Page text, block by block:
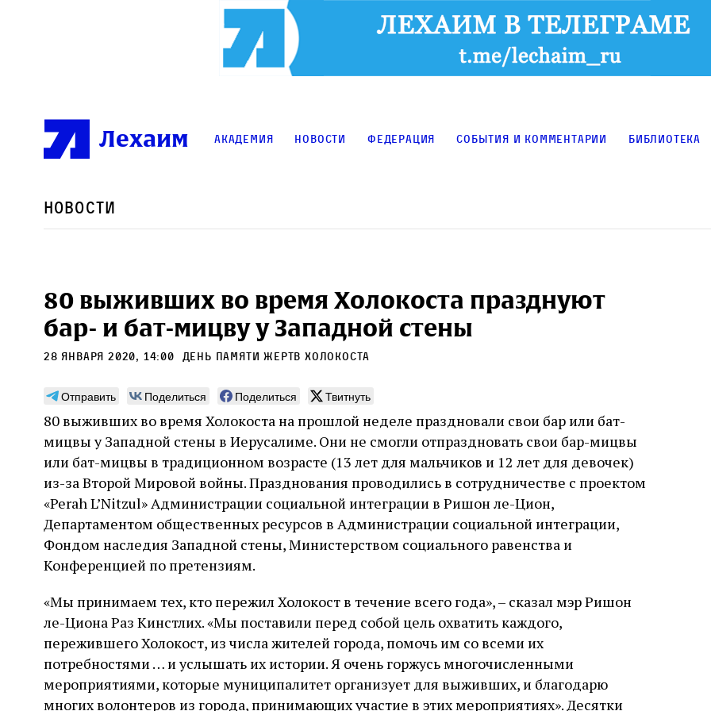
Лехаим Академия Новости Федерация События и комментарии Библиотека
Новости
80 выживших во время Холокоста празднуют
бар- и бат-мицву у Западной стены
28 января 2020, 14:00 день памяти жертв холокоста
Отправить Поделиться Поделиться Твитнуть
80 выживших во время Холокоста на прошлой неделе праздновали свои бар или бат-
мицвы у Западной стены в Иерусалиме. Они не смогли отпраздновать свои бар-мицвы
или бат-мицвы в традиционном возрасте (13 лет для мальчиков и 12 лет для девочек)
из-за Второй Мировой войны. Празднования проводились в сотрудничестве с проектом
«Perah L’Nitzul» Администрации социальной интеграции в Ришон ле-Цион,
Департаментом общественных ресурсов в Администрации социальной интеграции,
Фондом наследия Западной стены, Министерством социального равенства и
Конференцией по претензиям.
«Мы принимаем тех, кто пережил Холокост в течение всего года», – сказал мэр Ришон
ле-Циона Раз Кинстлих. «Мы поставили перед собой цель охватить каждого,
пережившего Холокост, из числа жителей города, помочь им со всеми их
потребностями … и услышать их истории. Я очень горжусь многочисленными
мероприятиями, которые муниципалитет организует для выживших, и благодарю
многих волонтеров из города, принимающих участие в этих мероприятиях». Десятки
Погромы 1929 года:
неделя, изменившая
судьбу еврейского ишува
Примерно за полторы недели до начала
погромов Ребе совершал поездку по святым
местам Эрец‑Исраэль. Он посетил, в
частности, Пещеру праотцев и Западную
необычайное напряжение и сознательно
отказался приходить к Стене в Тиша бе‑Ав,
количество хасидов и жителей города и тем
самым не усиливать напряжённость
Проверено временем
Ицкович
Монтажник фирмы «Топф
и сыновья»
По мере того как росло количество
концентрационных лагерей и узников
печей Прюфера было не обойтись. Cжигая
смерти, но и скрывали от населения соседних
городов, сколько узников погибало каждый
день в этих жутких местах
Фредиано Сесси. Перевод с итальянского
Ксении Тименчик
Еврейская звезда
Буэнос‑Айреса
еврейская община
полковника устанавливает на
иврите. Это был акт
лояльности: демонстрация
еврейская община не
признанной частью